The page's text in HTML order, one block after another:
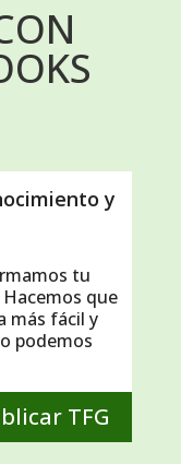
y
tu
que
más fácil y
podemos
TFG